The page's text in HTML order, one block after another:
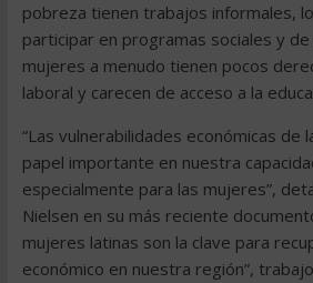
pobreza tienen trabajos informales,
participar en programas sociales y
mujeres a menudo tienen pocos
laboral y carecen de acceso a la
“Las vulnerabilidades económicas de
papel importante en nuestra
especialmente para las mujeres”,
Nielsen en su más reciente
mujeres latinas son la clave para
económico en nuestra región”,